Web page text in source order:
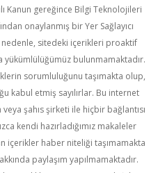
Kanun gereğince Bilgi Teknolojileri
onaylanmış bir Yer Sağlayıcı
sitedeki içerikleri proaktif
bulunmamaktadır.
sorumluluğunu taşımakta olup,
kabul etmiş sayılırlar. Bu internet
şahıs şirketi ile hiçbir bağlantısı
kendi hazırladığımız makaleler
içerikler haber niteliği taşımamakta
paylaşım yapılmamaktadır.